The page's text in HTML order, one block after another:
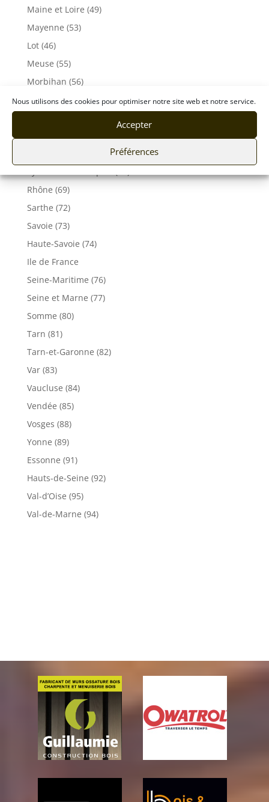
Nous utilisons des cookies pour optimiser notre site web et notre service.
Accepter
Préférences
Maine et Loire (49)
Mayenne (53)
Lot (46)
Meuse (55)
Morbihan (56)
Moselle (57)
Rhône (69)
Sarthe (72)
Savoie (73)
Haute-Savoie (74)
Ile de France
Seine-Maritime (76)
Seine et Marne (77)
Somme (80)
Tarn (81)
Tarn-et-Garonne (82)
Var (83)
Vaucluse (84)
Vendée (85)
Vosges (88)
Yonne (89)
Essonne (91)
Hauts-de-Seine (92)
Val-d’Oise (95)
Val-de-Marne (94)